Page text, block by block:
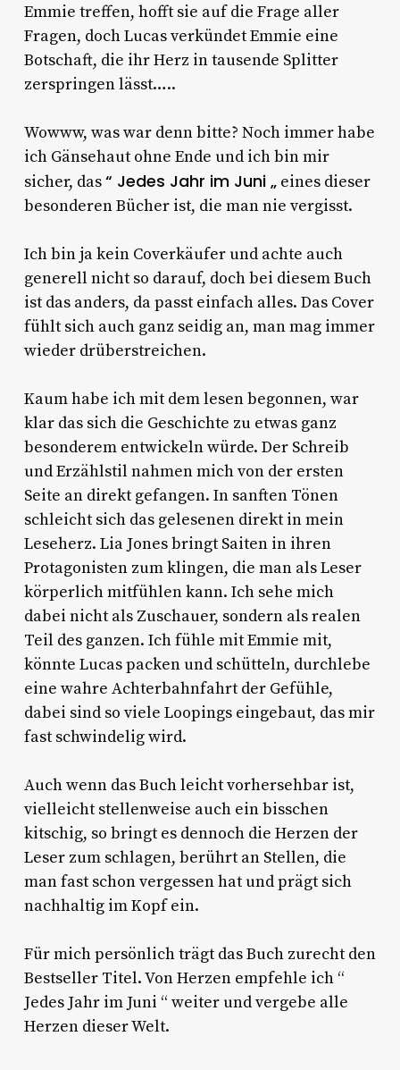
Emmie treffen, hofft sie auf die Frage aller
Fragen, doch Lucas verkündet Emmie eine
Botschaft, die ihr Herz in tausende Splitter
zerspringen lässt…..
Wowww, was war denn bitte? Noch immer habe
ich Gänsehaut ohne Ende und ich bin mir
sicher, das“ Jedes Jahr im Juni „eines dieser
besonderen Bücher ist, die man nie vergisst.
Ich bin ja kein Coverkäufer und achte auch
generell nicht so darauf, doch bei diesem Buch
ist das anders, da passt einfach alles. Das Cover
fühlt sich auch ganz seidig an, man mag immer
wieder drüberstreichen.
Kaum habe ich mit dem lesen begonnen, war
klar das sich die Geschichte zu etwas ganz
besonderem entwickeln würde. Der Schreib
und Erzählstil nahmen mich von der ersten
Seite an direkt gefangen. In sanften Tönen
schleicht sich das gelesenen direkt in mein
Leseherz. Lia Jones bringt Saiten in ihren
Protagonisten zum klingen, die man als Leser
körperlich mitfühlen kann. Ich sehe mich
dabei nicht als Zuschauer, sondern als realen
Teil des ganzen. Ich fühle mit Emmie mit,
könnte Lucas packen und schütteln, durchlebe
eine wahre Achterbahnfahrt der Gefühle,
dabei sind so viele Loopings eingebaut, das mir
fast schwindelig wird.
Auch wenn das Buch leicht vorhersehbar ist,
vielleicht stellenweise auch ein bisschen
kitschig, so bringt es dennoch die Herzen der
Leser zum schlagen, berührt an Stellen, die
man fast schon vergessen hat und prägt sich
nachhaltig im Kopf ein.
Für mich persönlich trägt das Buch zurecht den
Bestseller Titel. Von Herzen empfehle ich “
Jedes Jahr im Juni “ weiter und vergebe alle
Herzen dieser Welt.